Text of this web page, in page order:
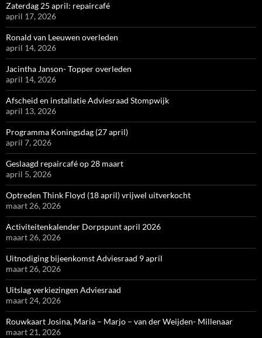
Zaterdag 25 april: repaircafé
april 17, 2026
Ronald van Leeuwen overleden
april 14, 2026
Jacintha Janson- Topper overleden
april 14, 2026
Afscheid en installatie Adviesraad Stompwijk
april 13, 2026
Programma Koningsdag (27 april)
april 7, 2026
Geslaagd repaircafé op 28 maart
april 5, 2026
Optreden Think Floyd (18 april) vrijwel uitverkocht
maart 26, 2026
Activiteitenkalender Dorpspunt april 2026
maart 26, 2026
Uitnodiging bijeenkomst Adviesraad 9 april
maart 26, 2026
Uitslag verkiezingen Adviesraad
maart 24, 2026
Rouwkaart Josina, Maria – Marjo – van der Weijden- Millenaar
maart 21, 2026